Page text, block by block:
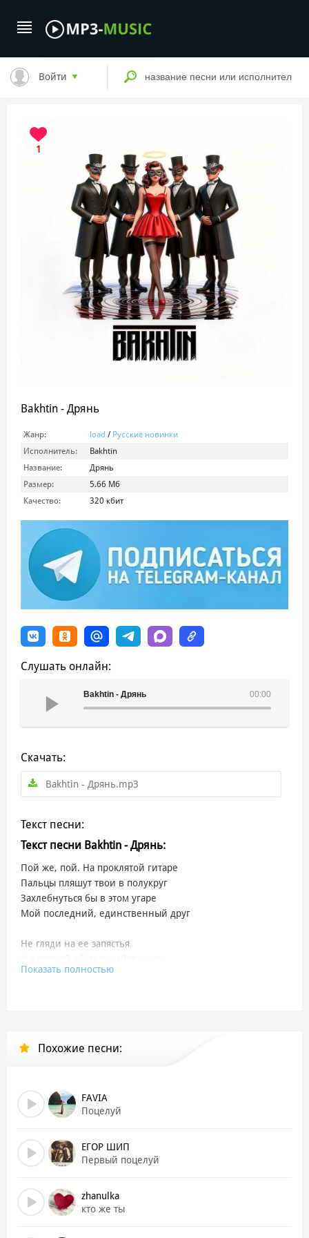
Войти
1
Bakhtin - Дрянь
Жанр: load / Русские новинки
Исполнитель:
Bakhtin
Название:
Дрянь
Размер:
5.66 Мб
Качество:
320 кбит
Слушать онлайн:
00:00
Bakhtin - Дрянь
Скачать:
Bakhtin - Дрянь.mp3
Текст песни:
Текст песни Bakhtin - Дрянь:
Пой же, пой. На проклятой гитаре
Пальцы пляшут твои в полукруг
Захлебнуться бы в этом угаре
Мой последний, единственный друг
Не гляди на ее запястья
Я искал в этой женщине счастья
Подошла и прищуренным глазом
Пой, мой друг. Навевай мне снова
Нашу прежнюю буйную рань
Молодая, красивая дрянь
Ах, постой. Я её не кляну
Дай тебе про себя я сыграю
Под басовую эту струну
Показать полностью
Похожие песни:
FAVIA
Поцелуй
ЕГОР ШИП
Первый поцелуй
zhanulka
кто же ты